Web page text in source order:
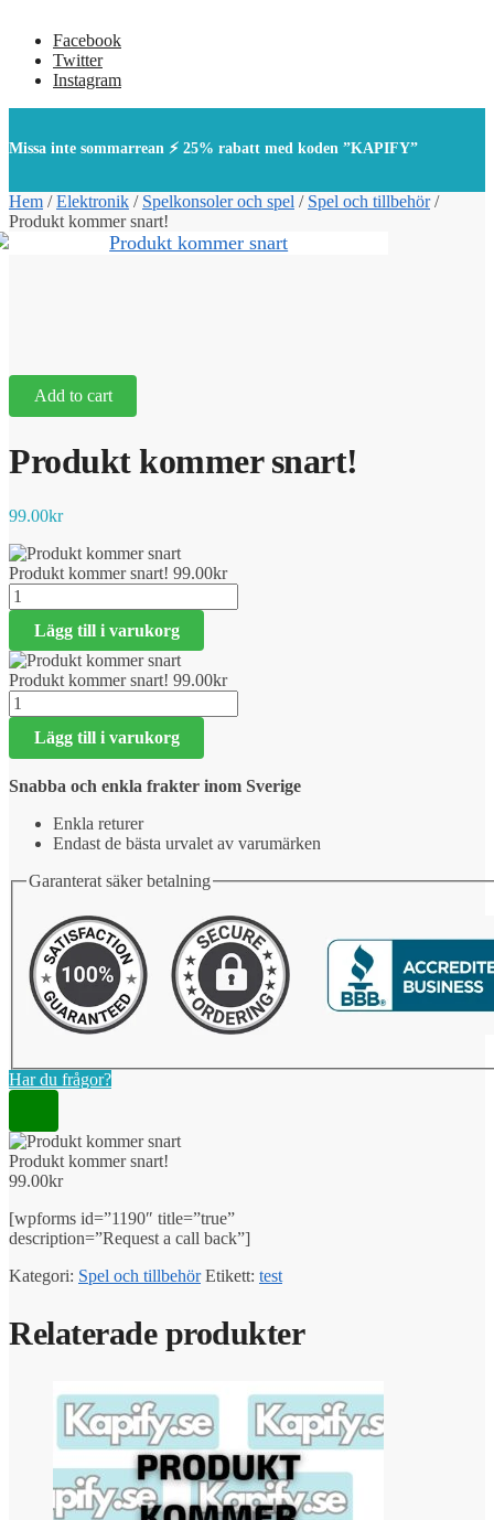
Facebook
Twitter
Instagram
Missa inte sommarrean ⚡ 25% rabatt med koden ”KAPIFY”
Hem /Elektronik / Spelkonsoler och spel / Spel och tillbehör/
Produkt kommer snart!
Add to cart
Produkt kommer snart!
99.00kr
Produkt kommer snart! 99.00kr
Produkt
kommer
snart!
mängd
Lägg till i varukorg
Produkt kommer snart! 99.00kr
Produkt
kommer
snart!
mängd
Lägg till i varukorg
Snabba och enkla frakter inom Sverige
Enkla returer
Endast de bästa urvalet av varumärken
Garanterat säker betalning
Har du frågor?
Produkt kommer snart!
99.00kr
[wpforms id=”1190″ title=”true”
description=”Request a call back”]
Kategori: Spel och tillbehör Etikett: test
Relaterade produkter